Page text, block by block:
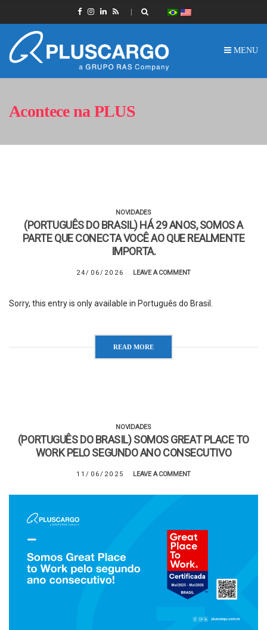
MENU
Acontece na PLUS
NOVIDADES
(PORTUGUÊS DO BRASIL) HÁ 29 ANOS, SOMOS A
PARTE QUE CONECTA VOCÊ AO QUE REALMENTE
IMPORTA.
24/06/2026 LEAVE A COMMENT
Sorry, this entry is only available in Português do Brasil.
READ MORE
NOVIDADES
(PORTUGUÊS DO BRASIL) SOMOS GREAT PLACE TO
WORK PELO SEGUNDO ANO CONSECUTIVO
11/06/2025 LEAVE A COMMENT